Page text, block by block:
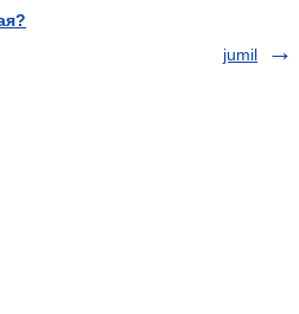
jumil